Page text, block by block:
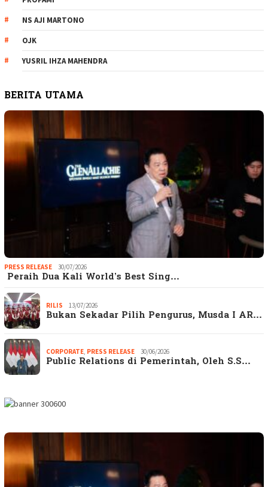
NS AJI MARTONO
OJK
YUSRIL IHZA MAHENDRA
BERITA UTAMA
PRESS RELEASE 30/07/2026
Peraih Dua Kali World’s Best Sing…
RILIS 13/07/2026
Bukan Sekadar Pilih Pengurus, Musda I AR…
CORPORATE, PRESS RELEASE 30/06/2026
Public Relations di Pemerintah, Oleh S.S…